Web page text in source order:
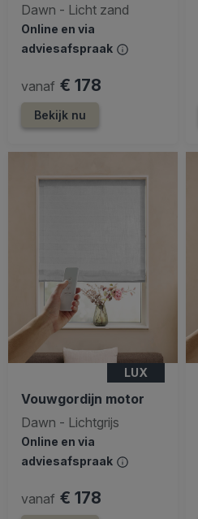
Dawn - Licht zand
Online en via
adviesafspraak
vanaf € 178
Bekijk nu
LUX
Vouwgordijn motor
Dawn - Lichtgrijs
Online en via
adviesafspraak
vanaf € 178